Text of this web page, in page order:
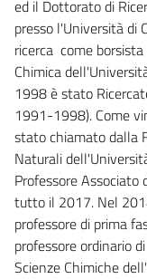
ed il Dottorato di
presso l'Università di
ricerca come
Chimica
1998 è stato
1991-1998). Come
stato chiamato dalla
Naturali
Professore Associato
tutto il 2017. Nel
professore di prima
professore ordinario
Scienze Chimiche